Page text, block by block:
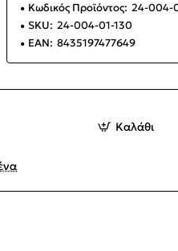
Κωδικός Προϊόντος: 24-004-
SKU: 24-004-01-130
EAN: 8435197477649
Καλάθι